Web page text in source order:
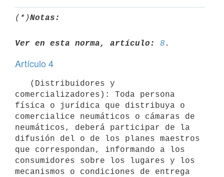
(*)Notas:
Ver en esta norma, artículo: 8
Artículo 4
comercializadores): Toda persona
física o jurídica que distribuya o
comercialice neumáticos o cámaras de
neumáticos, deberá participar de la
difusión del o de los planes maestros
que correspondan, informando a los
consumidores sobre los lugares y los
mecanismos o condiciones de entrega